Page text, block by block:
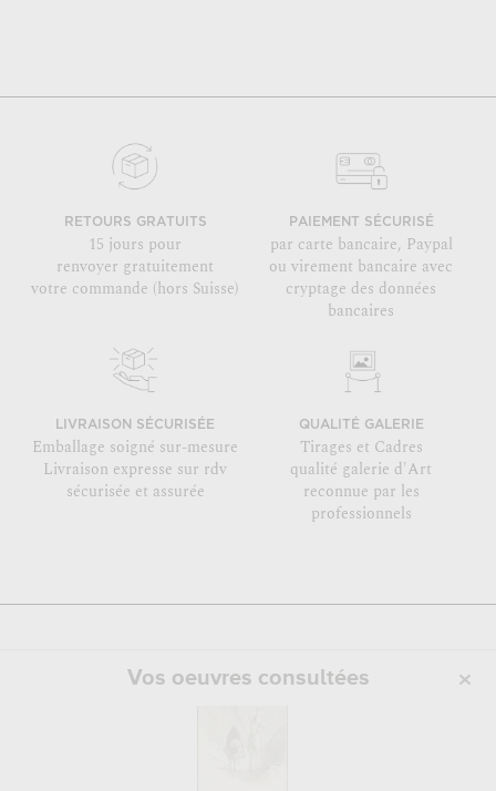
RETOURS GRATUITS
15 jours pour
renvoyer gratuitement
votre commande (hors Suisse)
PAIEMENT SÉCURISÉ
par carte bancaire, Paypal
ou virement bancaire avec
cryptage des données
bancaires
LIVRAISON SÉCURISÉE
Emballage soigné sur-mesure
Livraison expresse sur rdv
sécurisée et assurée
QUALITÉ GALERIE
Tirages et Cadres
qualité galerie d'Art
reconnue par les
professionnels
Vos oeuvres consultées